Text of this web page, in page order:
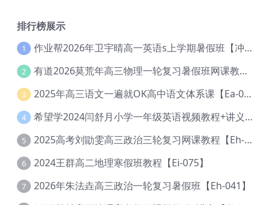
排行榜展示
1 作业帮2026年卫宇晴高一英语s上学期暑假班【冲顶班】【Ec-003】
2 有道2026莫荒年高三物理一轮复习暑假班网课教程【Ef-044】
3 2025年高三语文一遍就OK高中语文体系课【Ea-028】
4 希望学2024闫舒月小学一年级英语视频教程+讲义【Cc-004】
5 2025高考刘勖雯高三政治三轮复习网课教程【Eh-061】
6 2024王群高二地理寒假班教程【Ei-075】
7 2026年朱法垚高三政治一轮复习暑假班【Eh-041】